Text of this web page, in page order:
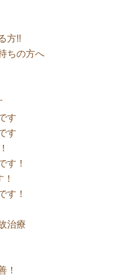
方!!
ちの方へ
す
す
す！
す！
治療
！